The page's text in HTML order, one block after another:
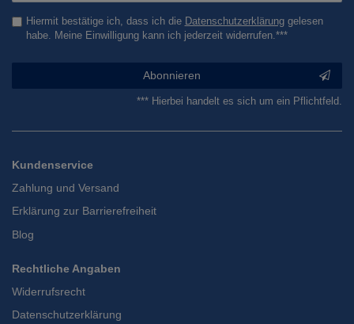
Hiermit bestätige ich, dass ich die Daten­schutz­erklärunggelesen
habe. Meine Einwilligung kann ich jederzeit widerrufen.***
Abonnieren
*** Hierbei handelt es sich um ein Pflichtfeld.
Kundenservice
Zahlung und Versand
Erklärung zur Barrierefreiheit
Blog
Rechtliche Angaben
Widerrufsrecht
Datenschutzerklärung